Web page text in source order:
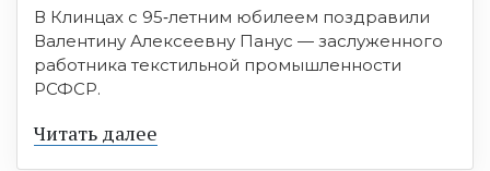
В Клинцах с 95‑летним юбилеем поздравили
Валентину Алексеевну Панус — заслуженного
работника текстильной промышленности
РСФСР.
Читать далее